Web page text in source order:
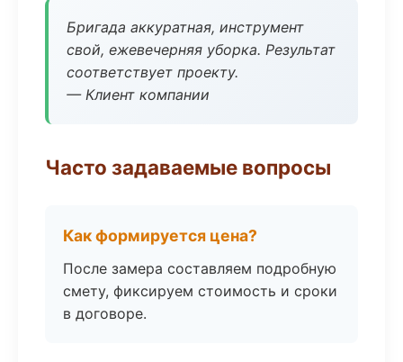
Бригада аккуратная, инструмент
свой, ежевечерняя уборка. Результат
соответствует проекту.
— Клиент компании
Часто задаваемые вопросы
Как формируется цена?
После замера составляем подробную
смету, фиксируем стоимость и сроки
в договоре.